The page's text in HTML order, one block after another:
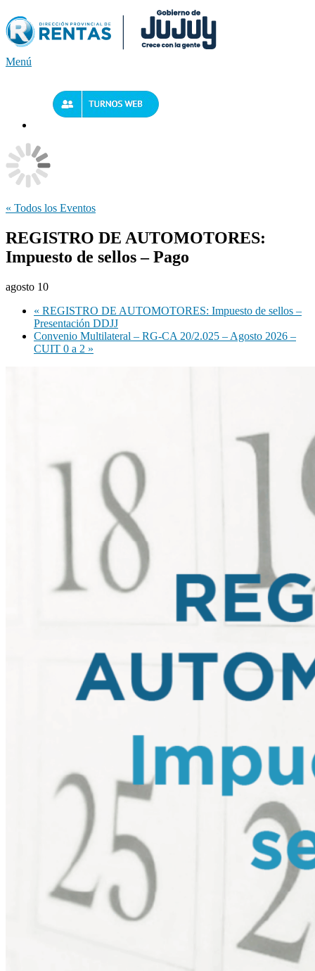
al
contenido
Menú
« Todos los Eventos
REGISTRO DE AUTOMOTORES:
Impuesto de sellos – Pago
agosto 10
« REGISTRO DE AUTOMOTORES: Impuesto de sellos –
Presentación DDJJ
Convenio Multilateral – RG-CA 20/2.025 – Agosto 2026 –
CUIT 0 a 2 »